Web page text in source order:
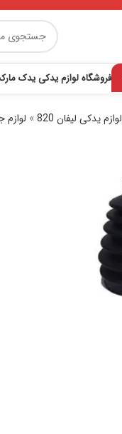
فروشگاه لوازم یدکی یدک
لوازم یدکی لیفان 820 » لوازم